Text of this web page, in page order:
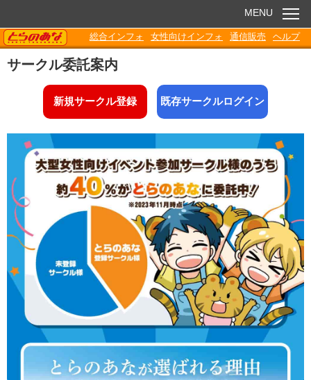
お知らせ
電子書籍
Q&A
各種ダウンロード
MENU
TORANOANA
総合インフォ 女性向けインフォ 通信販売 ヘルプ
サークル委託案内
新規サークル登録 既存サークルログイン